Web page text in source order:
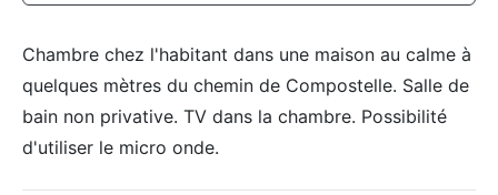
Chambre chez l'habitant dans une maison au calme à
quelques mètres du chemin de Compostelle. Salle de
bain non privative. TV dans la chambre. Possibilité
d'utiliser le micro onde.